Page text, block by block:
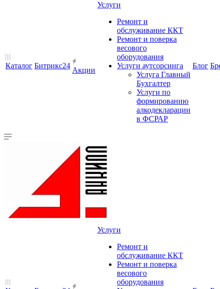
Каталог Битрикс24
Акции
Услуги
Ремонт и
обслуживание ККТ
Ремонт и поверка
весового
оборудования
Услуги аутсорсинга
Услуга Главный
Бухгалтер
Услуги по
формированию
алкодекларации
в ФСРАР
Блог
Услуги
Ремонт и
обслуживание ККТ
Ремонт и поверка
весового
оборудования